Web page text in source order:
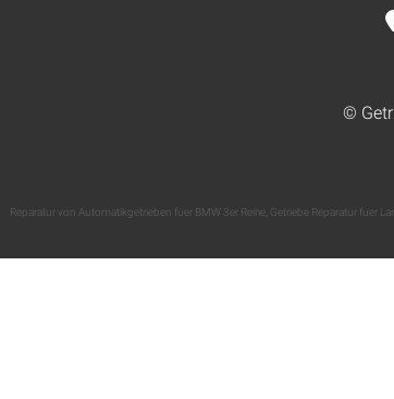
©
Reparatur von Automatikgetrieben fuer BMW 3er Reihe, Getriebe Reparatur fuer